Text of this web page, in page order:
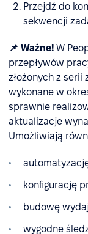
Przejdź do
sekwencji
📌 Ważne! W
przepływów
złożonych z serii
wykonane w
sprawnie
aktualizacje
Umożliwiają
konfigurację
budowę
wygodne